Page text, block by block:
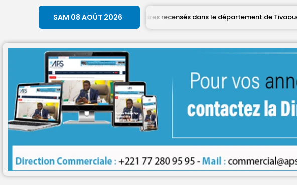
SAM 08 AOÛT 2026
: 1 875 bénéficiaires recensés dans le département de Tivaouane DÉPÊCHES